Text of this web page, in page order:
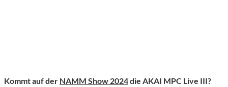
Kommt auf der NAMM Show 2024die AKAI MPC Live III?